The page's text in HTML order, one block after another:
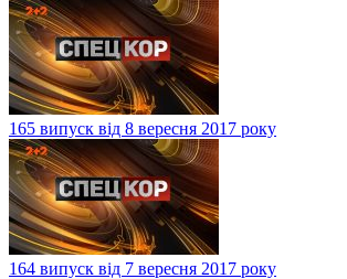
165 випуск від 8 вересня 2017 року
164 випуск від 7 вересня 2017 року